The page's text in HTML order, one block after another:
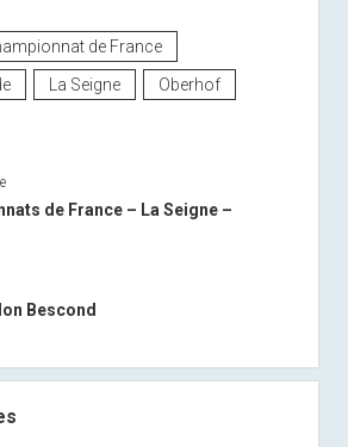
de France
La Seigne
Oberhof
de France – La Seigne –
Bescond